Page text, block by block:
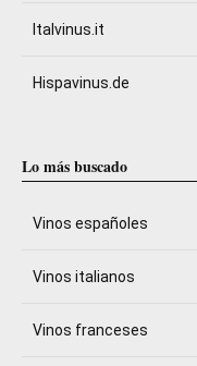
Italvinus.it
Hispavinus.de
Lo más buscado
Vinos españoles
Vinos italianos
Vinos franceses